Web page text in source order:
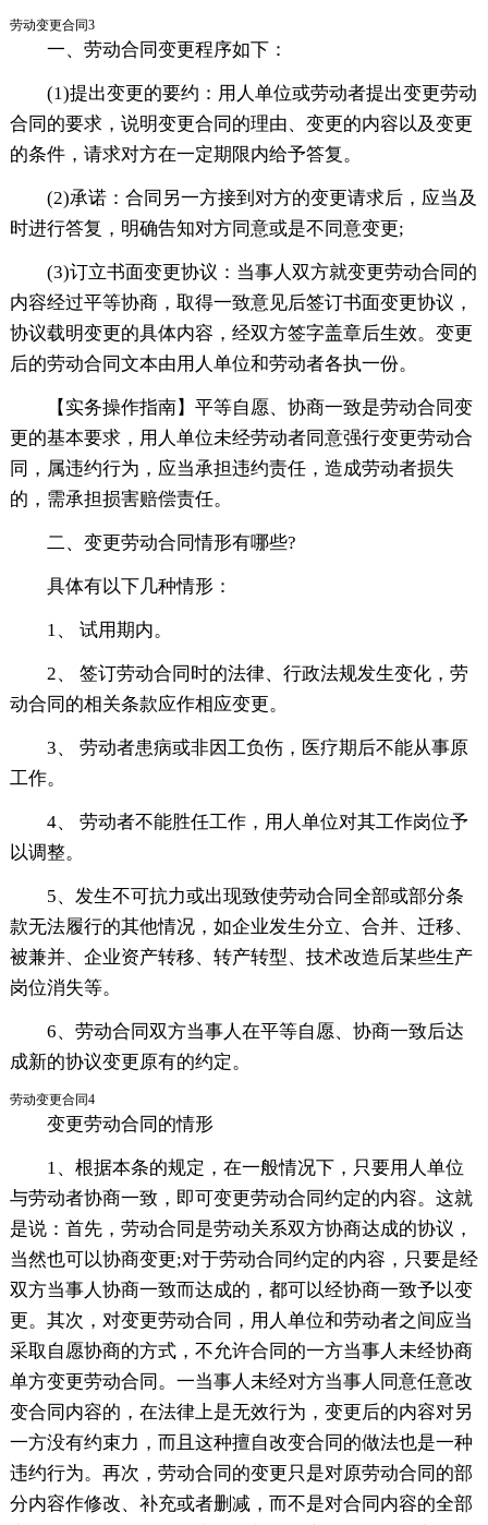
劳动变更合同3
一、劳动合同变更程序如下：
(1)提出变更的要约：用人单位或劳动者提出变更劳动
合同的要求，说明变更合同的理由、变更的内容以及变更
的条件，请求对方在一定期限内给予答复。
(2)承诺：合同另一方接到对方的变更请求后，应当及
时进行答复，明确告知对方同意或是不同意变更;
(3)订立书面变更协议：当事人双方就变更劳动合同的
内容经过平等协商，取得一致意见后签订书面变更协议，
协议载明变更的具体内容，经双方签字盖章后生效。变更
后的劳动合同文本由用人单位和劳动者各执一份。
【实务操作指南】平等自愿、协商一致是劳动合同变
更的基本要求，用人单位未经劳动者同意强行变更劳动合
同，属违约行为，应当承担违约责任，造成劳动者损失
的，需承担损害赔偿责任。
二、变更劳动合同情形有哪些?
具体有以下几种情形：
1、 试用期内。
2、 签订劳动合同时的法律、行政法规发生变化，劳
动合同的相关条款应作相应变更。
3、 劳动者患病或非因工负伤，医疗期后不能从事原
工作。
4、 劳动者不能胜任工作，用人单位对其工作岗位予
以调整。
5、发生不可抗力或出现致使劳动合同全部或部分条
款无法履行的其他情况，如企业发生分立、合并、迁移、
被兼并、企业资产转移、转产转型、技术改造后某些生产
岗位消失等。
6、劳动合同双方当事人在平等自愿、协商一致后达
成新的协议变更原有的约定。
劳动变更合同4
变更劳动合同的情形
1、根据本条的规定，在一般情况下，只要用人单位
与劳动者协商一致，即可变更劳动合同约定的内容。这就
是说：首先，劳动合同是劳动关系双方协商达成的协议，
当然也可以协商变更;对于劳动合同约定的内容，只要是经
双方当事人协商一致而达成的，都可以经协商一致予以变
更。其次，对变更劳动合同，用人单位和劳动者之间应当
采取自愿协商的方式，不允许合同的一方当事人未经协商
单方变更劳动合同。一当事人未经对方当事人同意任意改
变合同内容的，在法律上是无效行为，变更后的内容对另
一方没有约束力，而且这种擅自改变合同的做法也是一种
违约行为。再次，劳动合同的变更只是对原劳动合同的部
分内容作修改、补充或者删减，而不是对合同内容的全部